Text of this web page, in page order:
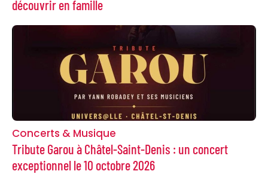
découvrir en famille
Concerts & Musique
Tribute Garou à Châtel-Saint-Denis : un concert
exceptionnel le 10 octobre 2026